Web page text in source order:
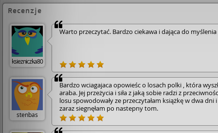
Recenzje
ksiezniczka80
Warto przeczytać. Bardzo ciekawa i dająca do myślenia
stenbas
Bardzo wciagajaca opowieśc o losach polki , która
araba. Jej przeżycia i siła z jaką sobie radzi z
losu spowodowały ze przeczytałam książkę w dwa dni i
zaraz siegnęłam po nastepny tom.